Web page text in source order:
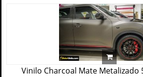
Vinilo Charcoal Mate Metalizado